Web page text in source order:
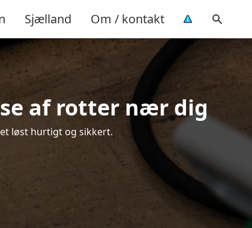
Sjælland Om / kontakt
af rotter nær dig
løst hurtigt og sikkert.